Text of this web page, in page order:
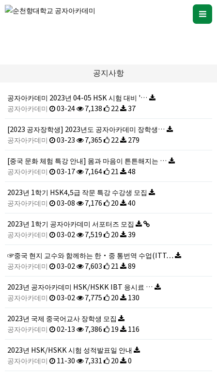
공지사항
공자아카데미 2023년 04-05 HSK 시험 대비 '…
공자아카데미
03-24 7,138 22 37
[2023 공자장학생] 2023년도 공자아카데미 장학생…
공자아카데미
03-23 7,365 22 279
[중국 문화 체험 특강 안내] 몸과 마음이 튼튼해지는 …
공자아카데미
03-17 7,164 21 48
2023년 1학기 HSK4,5급 작문 특강 수강생 모집
공자아카데미
03-08 7,176 20 40
2023년 1학기 공자아카데미 서포터즈 모집
공자아카데미
03-02 7,519 20 39
☞중국 현지 교수와 함께하는 한·중 통번역 수업(ITT…
공자아카데미
03-02 7,603 21 89
2023년 공자아카데미 HSK/HSKK IBT 응시료 …
공자아카데미
03-02 7,775 20 130
2023년 국제 중국어교사 장학생 모집
공자아카데미
02-13 7,386 19 116
2023년 HSK/HSKK 시험 성적발표일 안내
공자아카데미
11-30 7,331 20 0